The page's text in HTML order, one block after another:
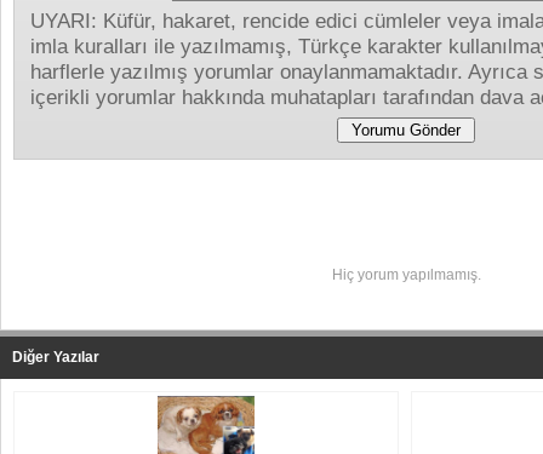
UYARI: Küfür, hakaret, rencide edici cümleler veya
imla kuralları ile yazılmamış, Türkçe karakter
harflerle yazılmış yorumlar onaylanmamaktadır.
içerikli yorumlar hakkında muhatapları tarafından dava
Hiç yorum yapılmamış.
Diğer Yazılar